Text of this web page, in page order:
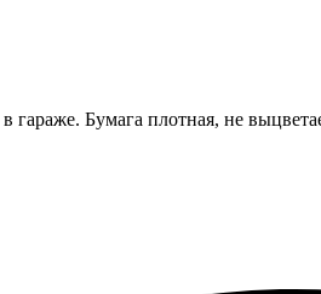
Бумага плотная, не